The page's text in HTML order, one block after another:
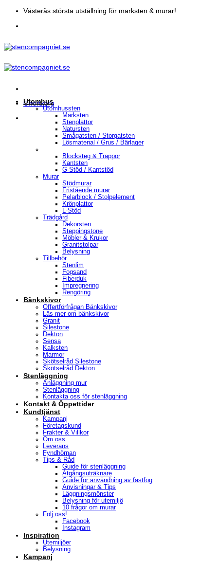
Skip
content
Västerås största utställning för marksten & murar!
Offertkorg
Utomhus
Utomhussten
Marksten
Stenplattor
Natursten
Smågatsten / Storgatsten
Lösmaterial / Grus / Bärlager
Blocksteg & Trappor
Kantsten
G-Stöd / Kantstöd
Murar
Stödmurar
Fristående murar
Pelarblock / Stolpelement
Krönplattor
L-Stöd
Trädgård
Dekorsten
Steppingstone
Möbler & Krukor
Granitstolpar
Belysning
Tillbehör
Stenlim
Fogsand
Fiberduk
Impregnering
Rengöring
Bänkskivor
Offertförfrågan Bänkskivor
Läs mer om bänkskivor
Granit
Silestone
Dekton
Sensa
Kalksten
Marmor
Skötselråd Silestone
Skötselråd Dekton
Stenläggning
Anläggning mur
Stenläggning
Kontakta oss för stenläggning
Kontakt & Öppettider
Kundtjänst
Kampanj
Företagskund
Frakter & Villkor
Om oss
Leverans
Fyndhörnan
Tips & Råd
Guide för stenläggning
Åtgångsuträknare
Guide för användning av fastfog
Anvisningar & Tips
Läggningsmönster
Belysning för utemiljö
10 frågor om murar
Följ oss!
Facebook
Instagram
Inspiration
Utemiljöer
Belysning
Kampanj